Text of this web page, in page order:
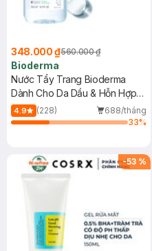
348.000 ₫560.000 ₫
Bioderma
Nước Tẩy Trang Bioderma
Dành Cho Da Dầu & Hỗn Hợp
500ml
4.9 (228)
688/tháng
33%
-53 %